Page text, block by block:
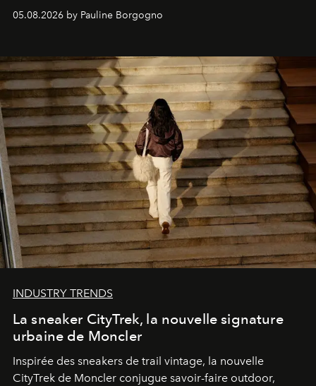
personnages continuent de susciter une ferveur intacte.
05.08.2026 by Pauline Borgogno
INDUSTRY TRENDS
La sneaker CityTrek, la nouvelle signature
urbaine de Moncler
Inspirée des sneakers de trail vintage, la nouvelle
CityTrek de Moncler conjugue savoir-faire outdoor,